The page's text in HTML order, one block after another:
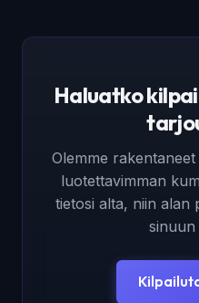
Haluatko
Olemme
luotettavimman
tietosi alta, niin alan
sinuun